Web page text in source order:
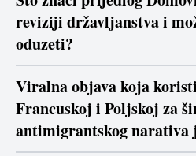
reviziji državljanstva i
oduzeti?
Viralna objava koja
Francuskoj i Poljskoj za
antimigrantskog narativa